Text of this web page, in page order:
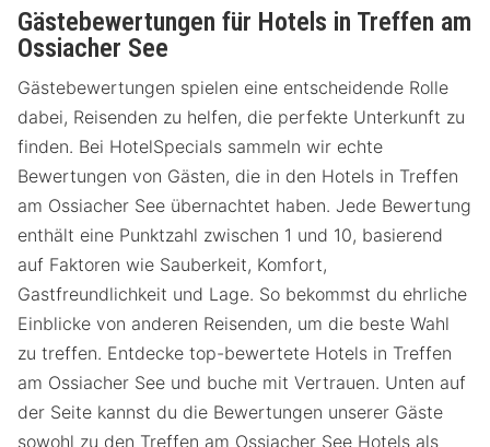
Gästebewertungen für Hotels in Treffen am
Ossiacher See
Gästebewertungen spielen eine entscheidende Rolle
dabei, Reisenden zu helfen, die perfekte Unterkunft zu
finden. Bei HotelSpecials sammeln wir echte
Bewertungen von Gästen, die in den Hotels in Treffen
am Ossiacher See übernachtet haben. Jede Bewertung
enthält eine Punktzahl zwischen 1 und 10, basierend
auf Faktoren wie Sauberkeit, Komfort,
Gastfreundlichkeit und Lage. So bekommst du ehrliche
Einblicke von anderen Reisenden, um die beste Wahl
zu treffen. Entdecke top-bewertete Hotels in Treffen
am Ossiacher See und buche mit Vertrauen. Unten auf
der Seite kannst du die Bewertungen unserer Gäste
sowohl zu den Treffen am Ossiacher See Hotels als